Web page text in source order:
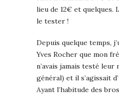
lieu de 12€ et quelques.
le tester !
Depuis quelque temps,
Yves Rocher que mon
n’avais jamais testé leur
général) et il s’agissait
Ayant l’habitude des